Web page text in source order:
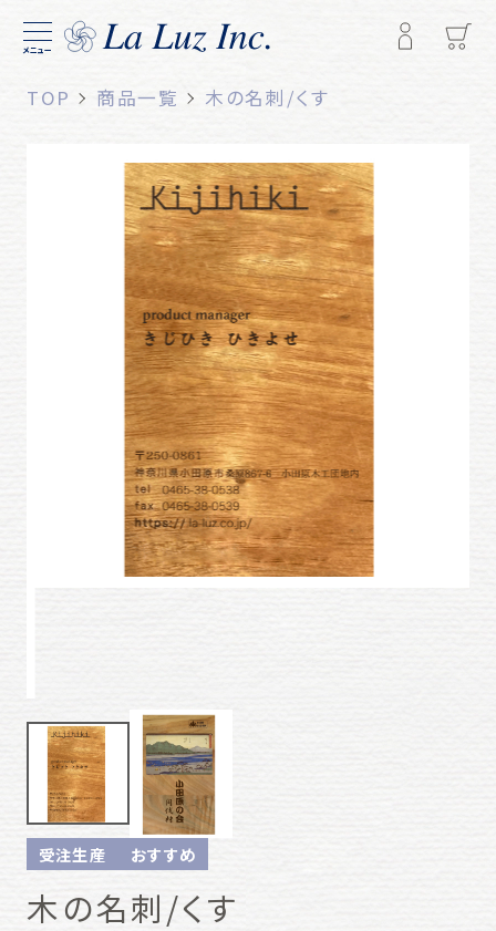
メニュー
TOP 商品一覧 木の名刺/くす
受注生産 おすすめ
木の名刺/くす